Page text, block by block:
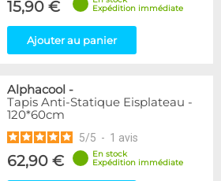
15,90 €
Expédition immédiate
Ajouter au panier
Alphacool -
Tapis Anti-Statique Eisplateau -
120*60cm
5/5 - 1 avis
62,90 €
En stock
Expédition immédiate